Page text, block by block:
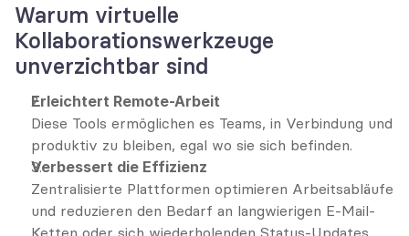
Warum virtuelle
Kollaborationswerkzeuge
unverzichtbar sind
Erleichtert Remote-Arbeit
Diese Tools ermöglichen es Teams, in Verbindung und
produktiv zu bleiben, egal wo sie sich befinden.
Verbessert die Effizienz
Zentralisierte Plattformen optimieren Arbeitsabläufe
und reduzieren den Bedarf an langwierigen E-Mail-
Ketten oder sich wiederholenden Status-Updates.